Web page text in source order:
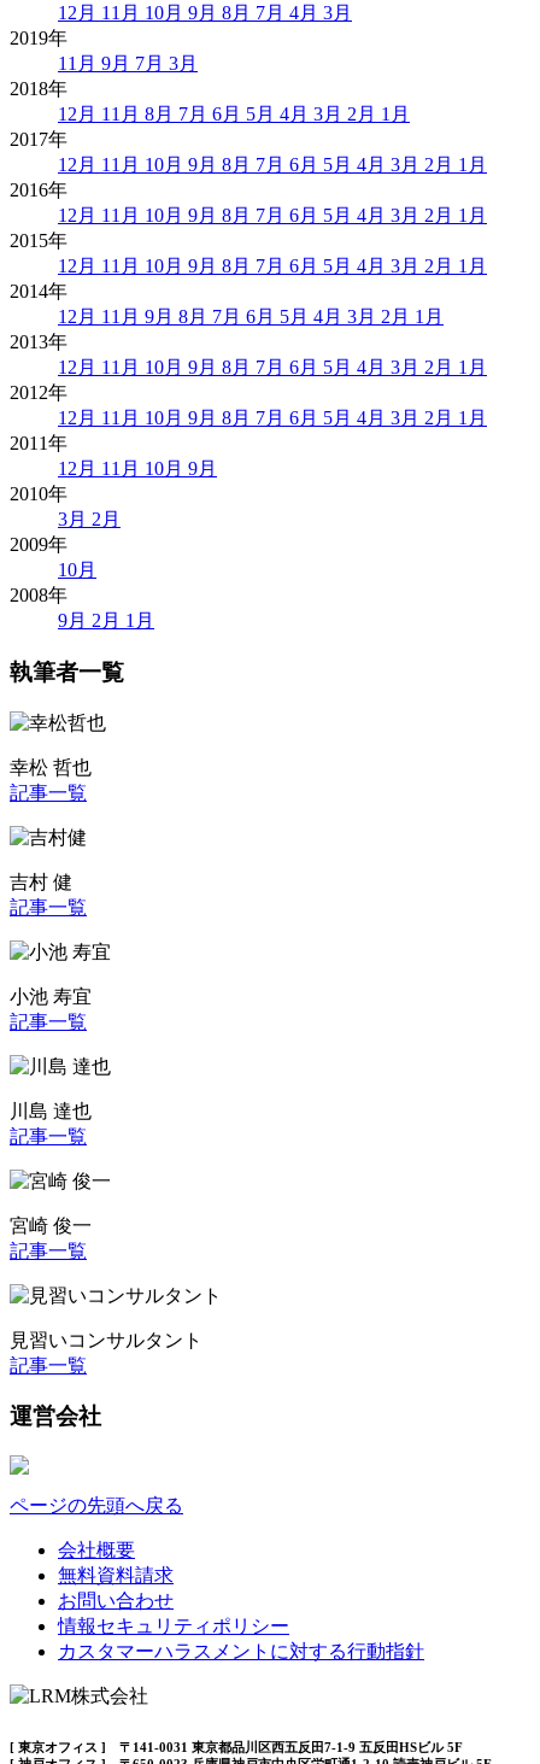
12月 11月 10月 9月 8月 7月 4月 3月
2019年
11月 9月 7月 3月
2018年
12月 11月 8月 7月 6月 5月 4月 3月 2月 1月
2017年
12月 11月 10月 9月 8月 7月 6月 5月 4月 3月 2月 1月
2016年
12月 11月 10月 9月 8月 7月 6月 5月 4月 3月 2月 1月
2015年
12月 11月 10月 9月 8月 7月 6月 5月 4月 3月 2月 1月
2014年
12月 11月 9月 8月 7月 6月 5月 4月 3月 2月 1月
2013年
12月 11月 10月 9月 8月 7月 6月 5月 4月 3月 2月 1月
2012年
12月 11月 10月 9月 8月 7月 6月 5月 4月 3月 2月 1月
2011年
12月 11月 10月 9月
2010年
3月 2月
2009年
10月
2008年
9月 2月 1月
執筆者一覧
幸松 哲也
記事一覧
吉村 健
記事一覧
小池 寿宜
記事一覧
川島 達也
記事一覧
宮崎 俊一
記事一覧
見習いコンサルタント
記事一覧
運営会社
ページの先頭へ戻る
会社概要
無料資料請求
お問い合わせ
情報セキュリティポリシー
カスタマーハラスメントに対する行動指針
[ 東京オフィス ] 〒141-0031 東京都品川区西五反田7-1-9 五反田HSビル 5F